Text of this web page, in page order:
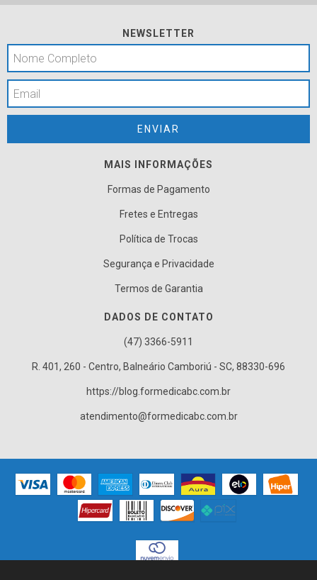
NEWSLETTER
MAIS INFORMAÇÕES
Formas de Pagamento
Fretes e Entregas
Política de Trocas
Segurança e Privacidade
Termos de Garantia
DADOS DE CONTATO
(47) 3366-5911
R. 401, 260 - Centro, Balneário Camboriú - SC, 88330-696
https://blog.formedicabc.com.br
atendimento@formedicabc.com.br